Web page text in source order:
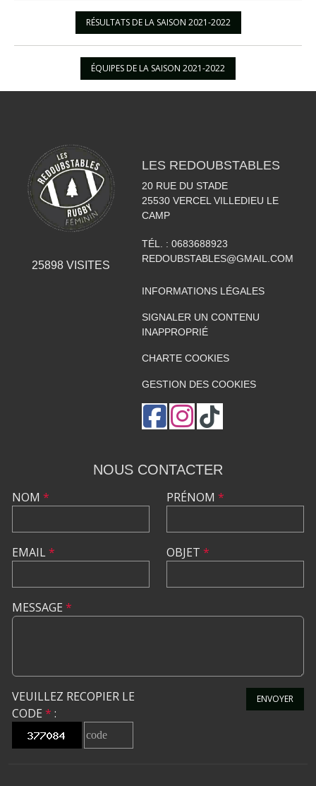
RÉSULTATS DE LA SAISON 2021-2022
ÉQUIPES DE LA SAISON 2021-2022
25898VISITES
LES REDOUBSTABLES
20 RUE DU STADE
25530 VERCEL VILLEDIEU LE
CAMP
TÉL. : 0683688923
REDOUBSTABLES@GMAIL.COM
INFORMATIONS LÉGALES
SIGNALER UN CONTENU
INAPPROPRIÉ
CHARTE COOKIES
GESTION DES COOKIES
NOUS CONTACTER
NOM *
EMAIL*
PRÉNOM *
OBJET *
MESSAGE *
VEUILLEZ RECOPIER LE
CODE * :
ENVOYER